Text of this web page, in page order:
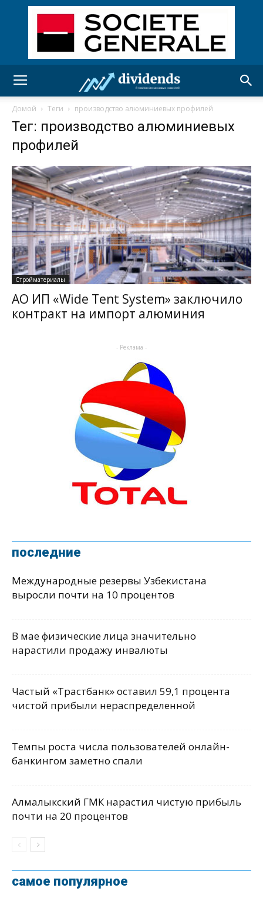
Домой Теги производство алюминиевых профилей
Тег: производство алюминиевых
профилей
Стройматериалы
АО ИП «Wide Tent System» заключило
контракт на импорт алюминия
- Реклама -
последние
Международные резервы Узбекистана
выросли почти на 10 процентов
В мае физические лица значительно
нарастили продажу инвалюты
Частый «Трастбанк» оставил 59,1 процента
чистой прибыли нераспределенной
Темпы роста числа пользователей онлайн-
банкингом заметно спали
Алмалыкский ГМК нарастил чистую прибыль
почти на 20 процентов
самое популярное